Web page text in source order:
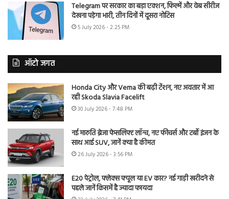
Telegram पर सरकार का बड़ा एक्शन, फिल्में और वेब सीरीज
देखना पड़ेगा भारी, तीन दिनों में दूसरा नोटिस
5 July 2026 - 2:25 PM
ऑटो जगत
Honda City और Verna की बढ़ी टेंशन, नए अवतार में आ
रही Skoda Slavia Facelift
30 July 2026 - 7:48 PM
नई मारुति ब्रेजा फेसलिफ्ट लॉन्च, नए फीचर्स और टर्बो इंजन के
साथ आई SUV, जानें क्या है कीमत
26 July 2026 - 3:56 PM
E20 पेट्रोल, फ्लेक्स फ्यूल या EV कार? नई गाड़ी खरीदने से
पहले जानें किसमें है ज्यादा फायदा